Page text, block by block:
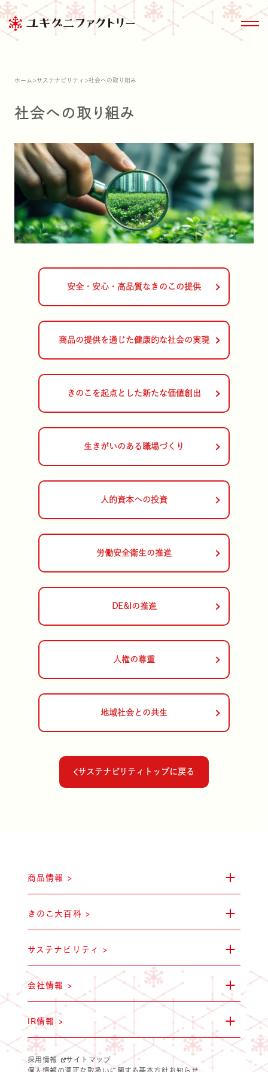
商品情報
ブランド紹介
雪国まいたけ極
雪国まいたけ極 白
雪国えりんぎ
キノコのお肉
健康食品
家のまわりのきの
山できのこをみか
商品に関する
ユキグニマルシ
ESG関連デー
ステークホルダー・エン
コーポレート・ガバナン
マテリアリティ
サステナビリティ方針
沿革
会社概要
社長メッセー
IR情報
ホーム >サステナビリティ >社会への取り組み
社会への取り組み
安全・安心・高品質なきのこの提供
商品の提供を通じた健康的な社会の実現
きのこを起点とした新たな価値創出
生きがいのある職場づくり
人的資本への投資
労働安全衛生の推進
DE&Iの推進
人権の尊重
地域社会との共生
サステナビリティトップに戻る
商品情報 >
きのこ大百科 >
サステナビリティ >
会社情報 >
IR情報 >
採用情報
サイトマップ
個人情報の適正な取扱いに関する基本方針お知らせ